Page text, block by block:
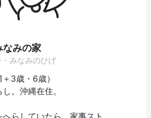
なみの家
・みなみのひげ
3歳・6歳）
。沖縄在住。
らしていたら、家事スト